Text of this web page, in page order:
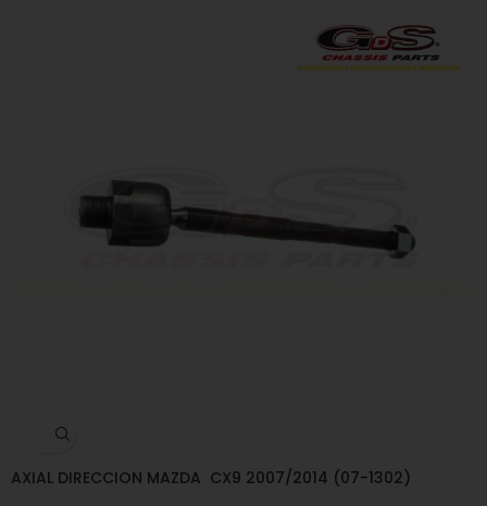
AXIAL DIRECCION MAZDA CX9 2007/2014 (07-1302)